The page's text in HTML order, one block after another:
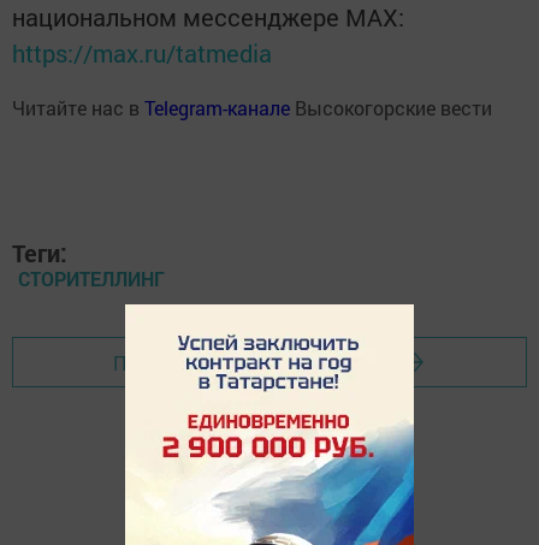
национальном мессенджере MАХ:
https://max.ru/tatmedia
Читайте нас в Telegram-канале Высокогорские вести
Теги:
СТОРИТЕЛЛИНГ
Перейти на страницу новости